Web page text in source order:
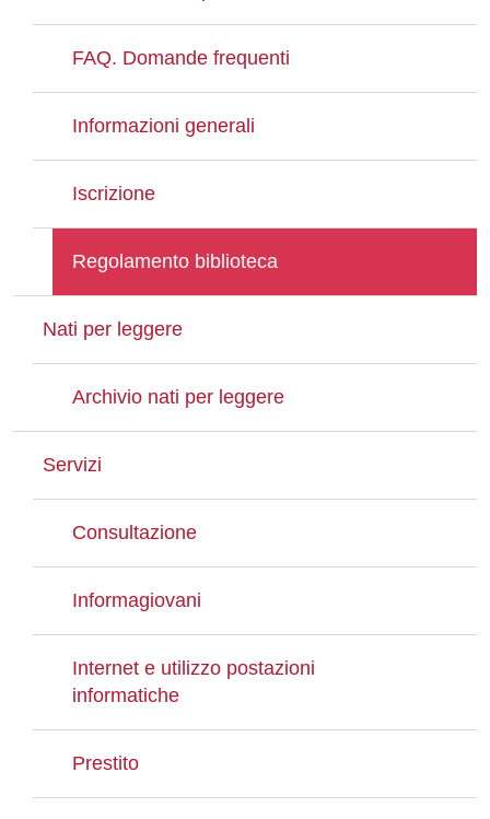
FAQ. Domande frequenti
Informazioni generali
Iscrizione
Regolamento biblioteca
Nati per leggere
Archivio nati per leggere
Servizi
Consultazione
Informagiovani
Internet e utilizzo postazioni
informatiche
Prestito